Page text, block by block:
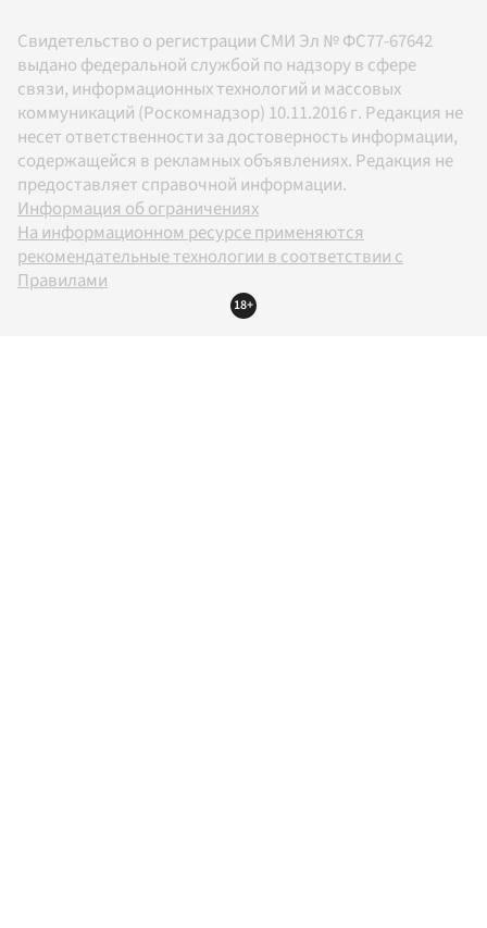
Свидетельство о регистрации СМИ Эл № ФС77-67642
выдано федеральной службой по надзору в сфере
связи, информационных технологий и массовых
коммуникаций (Роскомнадзор) 10.11.2016 г. Редакция не
несет ответственности за достоверность информации,
содержащейся в рекламных объявлениях. Редакция не
предоставляет справочной информации.
Информация об ограничениях
На информационном ресурсе применяются
рекомендательные технологии в соответствии с
Правилами
18+